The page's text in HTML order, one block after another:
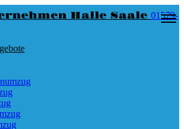
Halle Saale 01579-